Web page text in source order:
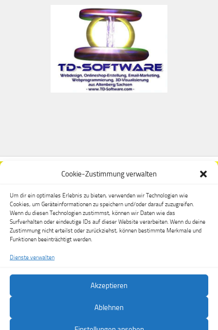
Cookie-Zustimmung verwalten
Um dir ein optimales Erlebnis zu bieten, verwenden wir Technologien wie
Cookies, um Geräteinformationen zu speichern und/oder darauf zuzugreifen.
Wenn du diesen Technologien zustimmst, können wir Daten wie das
Surfverhalten oder eindeutige IDs auf dieser Website verarbeiten. Wenn du deine
Zustimmung nicht erteilst oder zurückziehst, können bestimmte Merkmale und
Funktionen beeinträchtigt werden.
Dienste verwalten
Akzeptieren
Ablehnen